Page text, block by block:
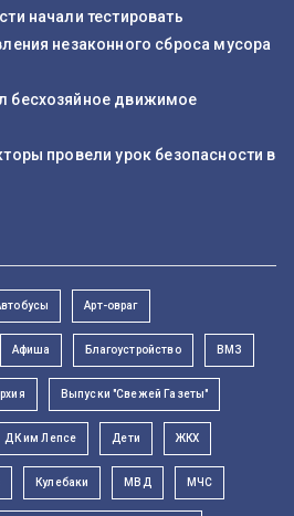
начали тестировать
незаконного сброса мусора
бесхозяйное движимое
провели урок безопасности в
Арт-овраг
Афиша Благоустройство ВМЗ
Выпуски "Свежей Газеты"
ДК им Лепсе Дети ЖКХ
Кулебаки МВД МЧС